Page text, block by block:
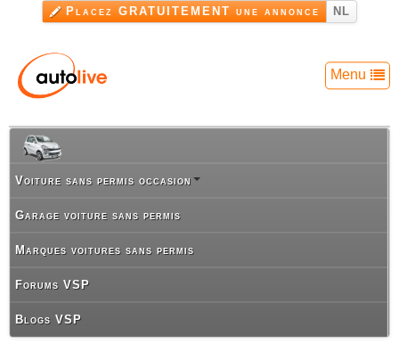
Aller au
contenu
principal
Placez GRATUITEMENT une annonce NL
Menu
Voiture sans permis occasion
Garage voiture sans permis
Marques voitures sans permis
Forums VSP
Blogs VSP